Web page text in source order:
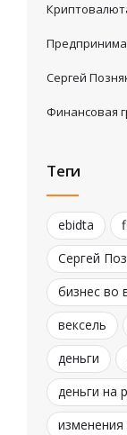
Сергей
Финансовая
Теги
ebidta
Сергей
бизнес во
вексель
деньги
деньги на
изменения